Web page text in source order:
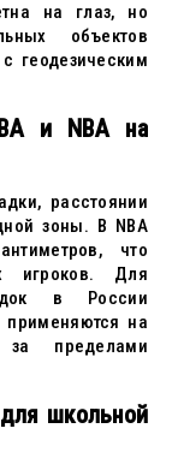
на глаз, но
объектов
геодезическим
и NBA на
расстоянии
зоны. В NBA
что
игроков. Для
в России
на
за пределами
школьной